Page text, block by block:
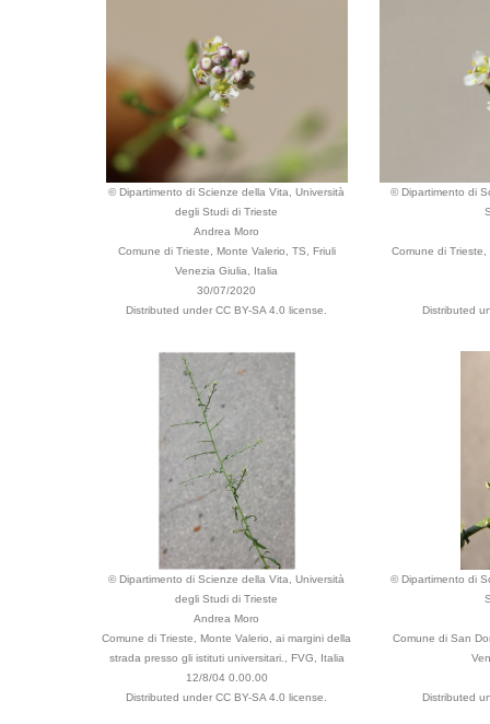
© Dipartimento di Scienze della Vita, Università
degli Studi di Trieste
Andrea Moro
Comune di Trieste, Monte Valerio, TS, Friuli
Venezia Giulia, Italia
30/07/2020
Distributed under CC BY-SA 4.0 license.
© Dipartimento di
Comune di
Distributed
© Dipartimento di Scienze della Vita, Università
degli Studi di Trieste
Andrea Moro
Comune di Trieste, Monte Valerio, ai margini della
strada presso gli istituti universitari., FVG, Italia
12/8/04 0.00.00
Distributed under CC BY-SA 4.0 license.
© Dipartimento di
Comune di San
Distributed